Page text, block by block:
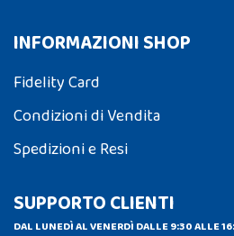
INFORMAZIONI SHOP
Fidelity Card
Condizioni di Vendita
Spedizioni e Resi
SUPPORTO CLIENTI
DAL LUNEDÌ AL VENERDÌ DALLE 9:30 ALLE